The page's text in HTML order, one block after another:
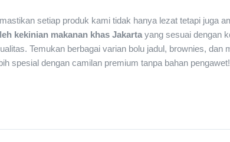
setiap produk kami tidak hanya lezat tetapi juga
kekinian makanan khas Jakarta yang sesuai dengan
Temukan berbagai varian bolu jadul, brownies, dan
spesial dengan camilan premium tanpa bahan pengawet!